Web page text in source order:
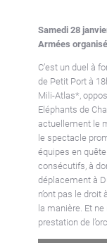
Samedi 28
Armées
C’est un duel à
de Petit Port à
Mili-Atlas*,
Eléphants de
actuellement le
le spectacle
équipes en
consécutifs, à
déplacement à
n’ont pas le droit
la manière. Et
prestation de